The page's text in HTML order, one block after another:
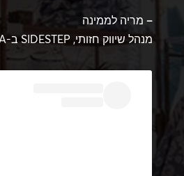
– מריה לממינה
מנהל שיווק חזותי, SIDESTEP ב-Foot Locker EMEA